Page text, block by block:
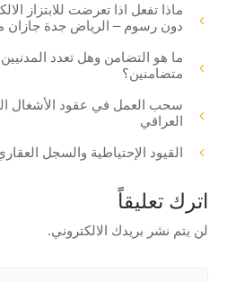
ماذا تفعل اذا تعرضت للابتزاز
دون رسوم – الرياض جدة جازان
ما هو التضامن وهل تعدد المدنيين
متضامنين؟
سحب العمل في عقود الأشغال
العراقي
القيود الإحتياطية والسجل
اترك تعليقاً
لن يتم نشر بريدك الالكتروني.